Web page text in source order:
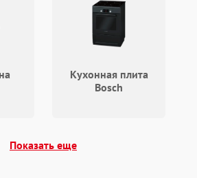
Кухонная плита
Bosch
Показать еще